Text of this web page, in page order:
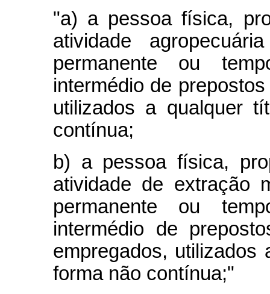
"a) a pessoa física,
atividade
permanente ou
intermédio de
utilizados a qualquer
contínua;
b) a pessoa física,
atividade de extração
permanente ou
intermédio de
empregados, utilizados
forma não contínua;"